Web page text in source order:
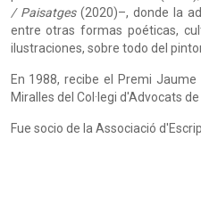
/ Paisatges(2020)–, donde la
entre otras formas poéticas,
ilustraciones, sobre todo del
En 1988, recibe el Premi
Miralles del Col·legi d'Advocats
Fue socio de la Associació